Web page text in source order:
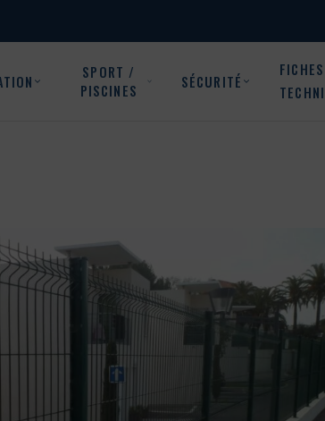
SPORT /
PISCINES
SÉCURITÉ
FICHES